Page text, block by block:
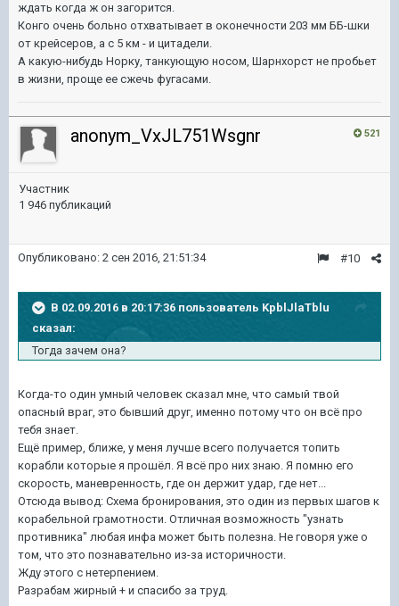
ждать когда ж он загорится.
Конго очень больно отхватывает в оконечности 203 мм ББ-шки
от крейсеров, а с 5 км - и цитадели.
А какую-нибудь Норку, танкующую носом, Шарнхорст не пробьет
в жизни, проще ее сжечь фугасами.
521
anonym_VxJL751Wsgnr
Участник
1 946 публикаций
#10
Опубликовано: 2 сен 2016, 21:51:34
В 02.09.2016 в 20:17:36 пользователь KpblJlaTblu
сказал:
Тогда зачем она?
Когда-то один умный человек сказал мне, что самый твой
опасный враг, это бывший друг, именно потому что он всё про
тебя знает.
Ещё пример, ближе, у меня лучше всего получается топить
корабли которые я прошёл. Я всё про них знаю. Я помню его
скорость, маневренность, где он держит удар, где нет...
Отсюда вывод: Схема бронирования, это один из первых шагов к
корабельной грамотности. Отличная возможность "узнать
противника" любая инфа может быть полезна. Не говоря уже о
том, что это познавательно из-за историчности.
Жду этого с нетерпением.
Разрабам жирный + и спасибо за труд.